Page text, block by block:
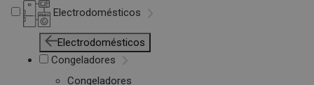
Electrodomésticos
Electrodomésticos
Congeladores
Congeladores